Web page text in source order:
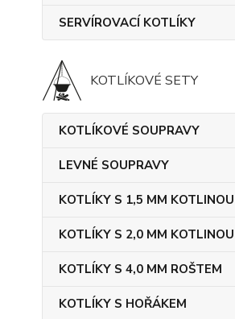
SERVÍROVACÍ KOTLÍKY
KOTLÍKOVÉ SETY
KOTLÍKOVÉ SOUPRAVY
LEVNÉ SOUPRAVY
KOTLÍKY S 1,5 MM KOTLINOU
KOTLÍKY S 2,0 MM KOTLINOU
KOTLÍKY S 4,0 MM ROŠTEM
KOTLÍKY S HOŘÁKEM